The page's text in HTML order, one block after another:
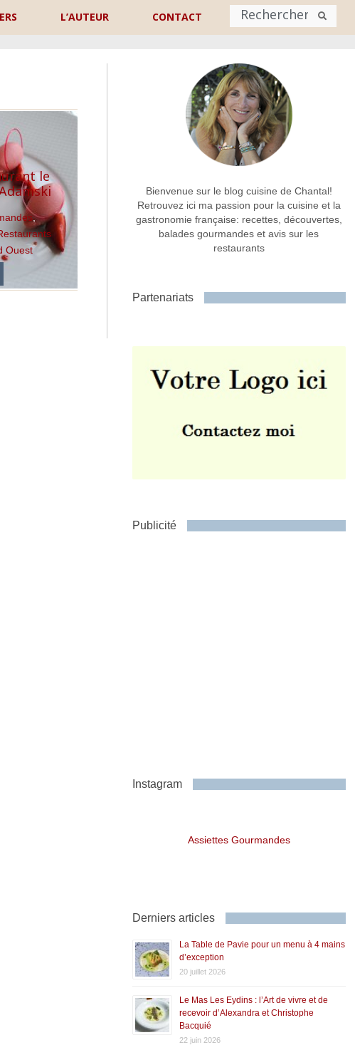
L’AUTEUR CONTACT
Nom
Commentaire ou message *
le
,
Ouest
Bienvenue sur le blog cuisine de Chantal!
Retrouvez ici ma passion pour la cuisine et la
gastronomie française: recettes, découvertes,
balades gourmandes et avis sur les
restaurants
Partenariats
Publicité
Instagram
Assiettes Gourmandes
Derniers articles
La Table de Pavie pour un menu à 4 mains
d’exception
20 juillet 2026
Le Mas Les Eydins : l’Art de vivre et de
recevoir d’Alexandra et Christophe
Bacquié
22 juin 2026